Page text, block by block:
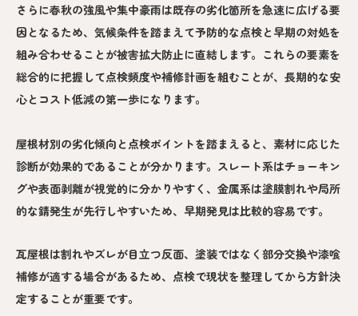
さらに春秋の強風や集中豪雨は既存の劣化箇所を急速に広げる要
因となるため、気候条件を踏まえて予防的な点検と早期の対処を
組み合わせることが被害拡大防止に直結します。これらの要素を
総合的に把握して点検頻度や補修計画を組むことが、長期的な安
心とコスト低減の第一歩になります。
屋根材別の劣化傾向と点検ポイントを踏まえると、素材に応じた
診断が効果的であることが分かります。スレート系はチョーキン
グや表面剥離が視覚的に分かりやすく、金属系は塗膜割れや局所
的な錆発生が先行しやすいため、早期発見は比較的容易です。
瓦屋根は割れやズレが目立つ反面、塗装ではなく部分交換や漆喰
補修が適する場合があるため、点検で現状を整理してから方針決
定することが重要です。